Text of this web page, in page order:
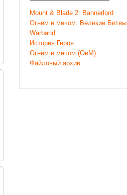
Mount & Blade 2: Bannerlord
Огнём и мечом: Великие Битвы
Warband
История Героя
Огнём и мечом (ОиМ)
Файловый архив